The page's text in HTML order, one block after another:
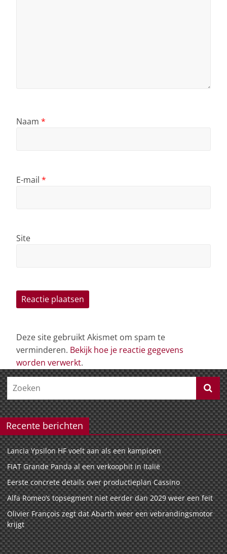
Naam *
E-mail *
Site
Deze site gebruikt Akismet om spam te
verminderen. Bekijk hoe je reactie gegevens
worden verwerkt.
Recente berichten
Lancia Ypsilon HF voelt aan als een kampioen
FIAT Grande Panda al een verkoophit in Italië
Eerste concrete details over productieplan Cassino
Alfa Romeo’s topsegment niet eerder dan 2029 weer een feit
Olivier François zegt dat Abarth weer een vebrandingsmotor
krijgt